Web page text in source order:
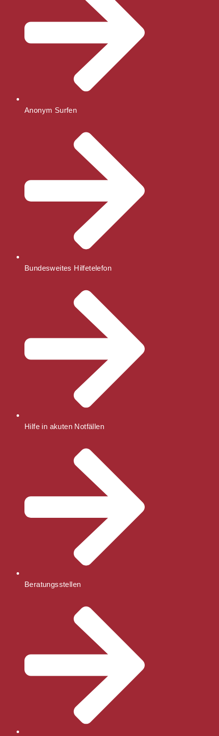
Anonym Surfen
Bundesweites Hilfetelefon
Hilfe in akuten Notfällen
Beratungsstellen